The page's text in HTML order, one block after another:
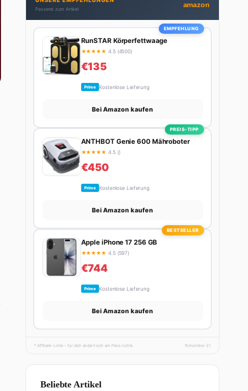
Erfahrung – ihre Wohnung wurde schon zweimal in
Design-Blogs gefeatured.
Passend zum Artikel
amazon
EMPFEHLUNG
RunSTAR Körperfettwaage
★★★★★ 4.5 (4500)
€135
Prime Kostenlose Lieferung
Bei Amazon kaufen
PREIS-TIPP
ANTHBOT Genie 600 Mähroboter
★★★★★ 4.5 ()
€450
Prime Kostenlose Lieferung
Bei Amazon kaufen
BESTSELLER
Apple iPhone 17 256 GB
★★★★★ 4.5 (597)
€744
Prime Kostenlose Lieferung
Bei Amazon kaufen
* Affiliate-Links – für dich ändert sich am Preis nichts. fhmonline-21
Beliebte Artikel